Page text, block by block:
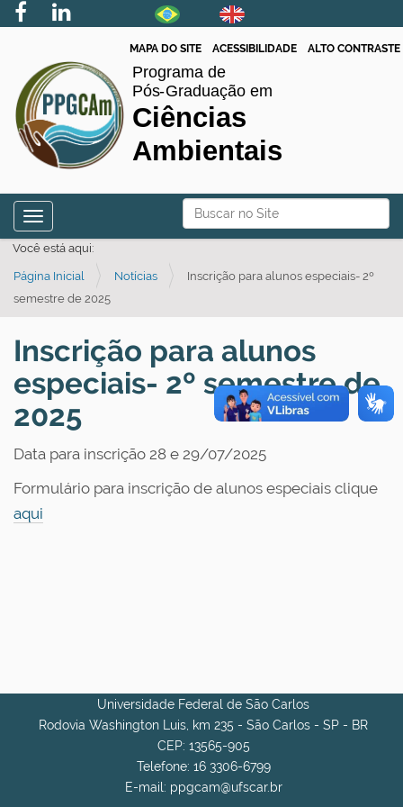
MAPA DO SITE ACESSIBILIDADE ALTO CONTRASTE
Busca
Busca Avançada…
Toggle navigation
Você está aqui:
Página Inicial Notícias
Inscrição para alunos especiais- 2º
semestre de 2025
Inscrição para alunos
especiais- 2º semestre de
2025
Data para inscrição 28 e 29/07/2025
Formulário para inscrição de alunos especiais clique
aqui
Universidade Federal de São Carlos
Rodovia Washington Luis, km 235 - São Carlos - SP - BR
CEP: 13565-905
Telefone: 16 3306-6799
E-mail: ppgcam@ufscar.br